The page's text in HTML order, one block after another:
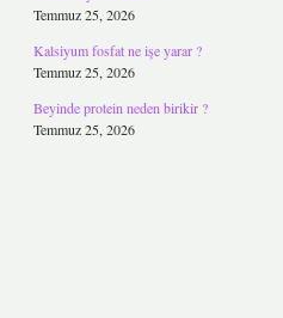
Temmuz 25, 2026
Kalsiyum fosfat ne işe yarar ?
Temmuz 25, 2026
Beyinde protein neden birikir ?
Temmuz 25, 2026